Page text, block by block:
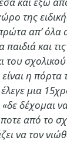
της
απ’ όλα
παιδιά και
του
η πόρτα
μια
δέχομαι
από το
να τον